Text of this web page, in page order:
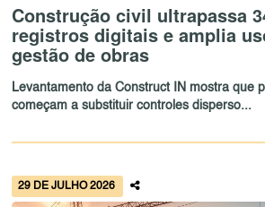
Construção civil ultrapassa
registros digitais e amplia
gestão de obras
Levantamento da Construct IN mostra que
começam a substituir controles disperso...
29 DE JULHO 2026